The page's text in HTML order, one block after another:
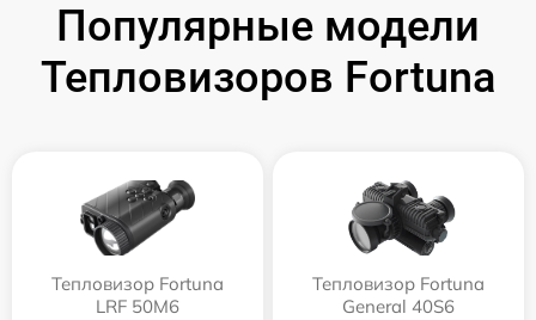
Популярные модели
Тепловизоров Fortuna
Тепловизор Fortuna
LRF 50M6
Тепловизор Fortuna
General 40S6